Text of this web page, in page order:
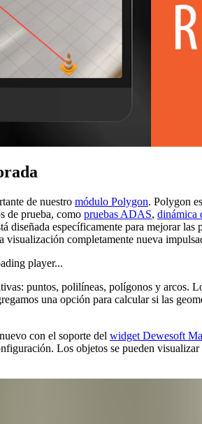
de nuestro módulo Polygon. Polygon
de prueba, como pruebas ADAS, dinámica
diseñada específicamente para mejorar
completamente nueva
player...
puntos, polilíneas, polígonos y arcos.
una opción para calcular si las
con el soporte del widget Dewesoft
Los objetos se pueden